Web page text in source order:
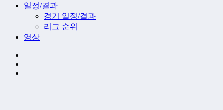
일정/결과
경기 일정/결과
리그 순위
영상